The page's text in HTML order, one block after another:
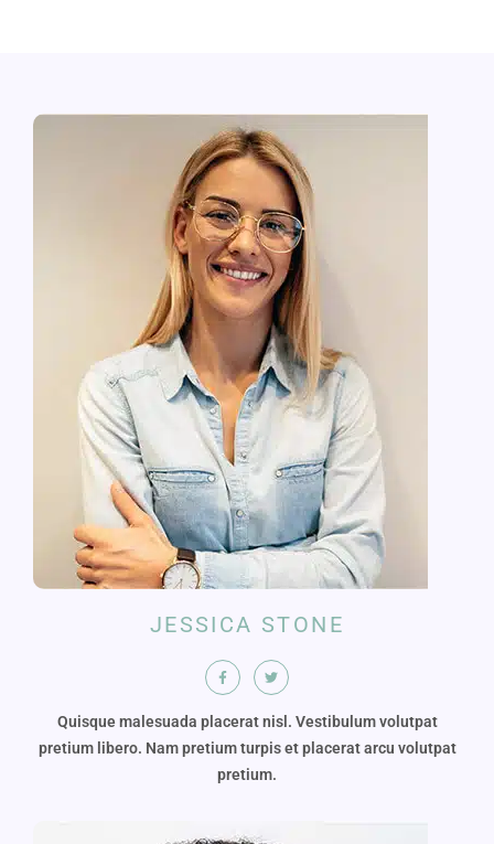
JESSICA STONE
Quisque malesuada placerat nisl. Vestibulum volutpat
pretium libero. Nam pretium turpis et placerat arcu volutpat
pretium.